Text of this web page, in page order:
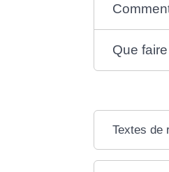
Que
Textes de